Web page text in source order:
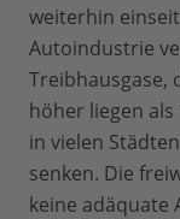
weiterhin
Autoindustrie
Treibhausgase,
höher liegen
in vielen
senken. Die
keine adäquate